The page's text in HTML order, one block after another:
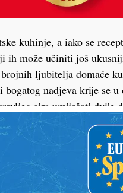
kuhinje, a iako se
ih može učiniti još
ljubitelja domaće
nadjeva krije se u
sira umiješati dvije
i zadržao sočnost
soli i malo kiselog
i vrlo malu količinu
dominira jelom. Jednako